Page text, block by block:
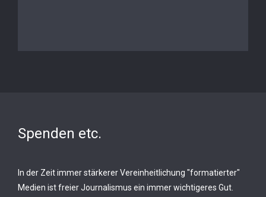
Spenden etc.
In der Zeit immer stärkerer Vereinheitlichung "formatierter"
Medien ist freier Journalismus ein immer wichtigeres Gut.